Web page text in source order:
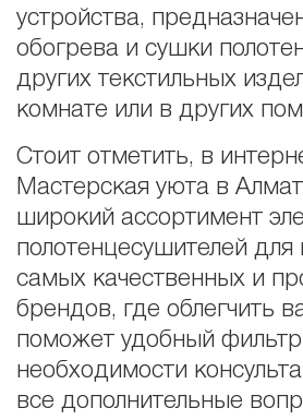
устройства,
обогрева и сушки
других текстильных
комнате или в других
Стоит отметить, в
Мастерская уюта в
широкий ассортимент
полотенцесушителей для
самых качественных и
брендов, где облегчить
поможет удобный
необходимости
все дополнительные